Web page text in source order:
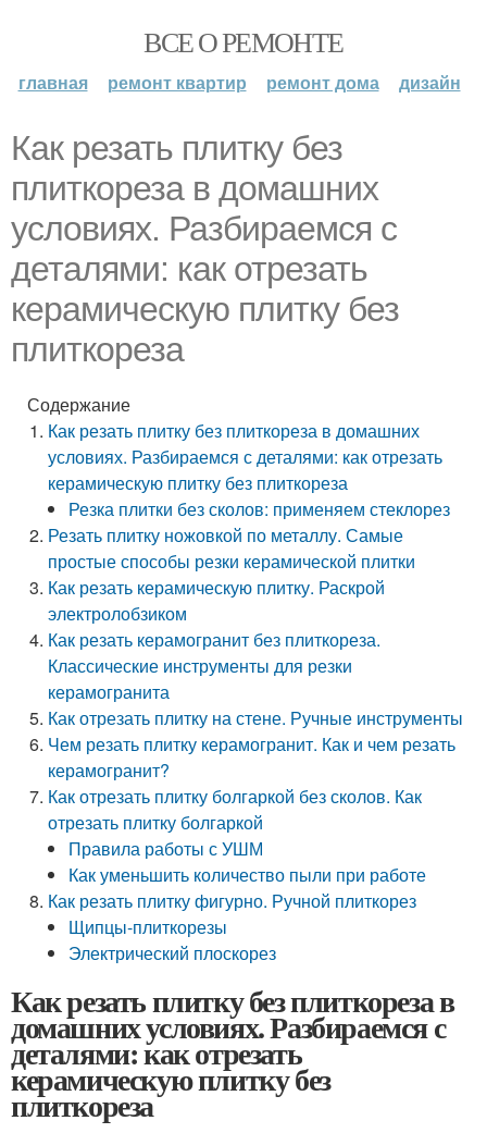
ВСЕ О РЕМОНТЕ
главная ремонт квартир ремонт дома дизайн
Как резать плитку без
плиткореза в домашних
условиях. Разбираемся с
деталями: как отрезать
керамическую плитку без
плиткореза
Содержание
Как резать плитку без плиткореза в домашних
условиях. Разбираемся с деталями: как отрезать
керамическую плитку без плиткореза
Резка плитки без сколов: применяем стеклорез
Резать плитку ножовкой по металлу. Самые
простые способы резки керамической плитки
Как резать керамическую плитку. Раскрой
электролобзиком
Как резать керамогранит без плиткореза.
Классические инструменты для резки
керамогранита
Как отрезать плитку на стене. Ручные инструменты
Чем резать плитку керамогранит. Как и чем резать
керамогранит?
Как отрезать плитку болгаркой без сколов. Как
отрезать плитку болгаркой
Правила работы с УШМ
Как уменьшить количество пыли при работе
Как резать плитку фигурно. Ручной плиткорез
Щипцы-плиткорезы
Электрический плоскорез
Как резать плитку без плиткореза в
домашних условиях. Разбираемся с
деталями: как отрезать
керамическую плитку без
плиткореза